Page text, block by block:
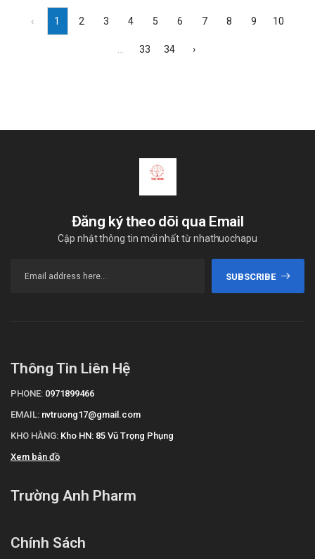
‹ 1 2 3 4 5 6 7 8 9 10
33 34 ›
Đăng ký theo dõi qua Email
Cập nhật thông tin mới nhất từ nhathuochapu
SUBSCRIBE
Thông Tin Liên Hệ
PHONE: 0971899466
EMAIL: nvtruong17@gmail.com
KHO HÀNG: Kho HN: 85 Vũ Trọng Phụng
Xem bản đồ
Trường Anh Pharm
Chính Sách